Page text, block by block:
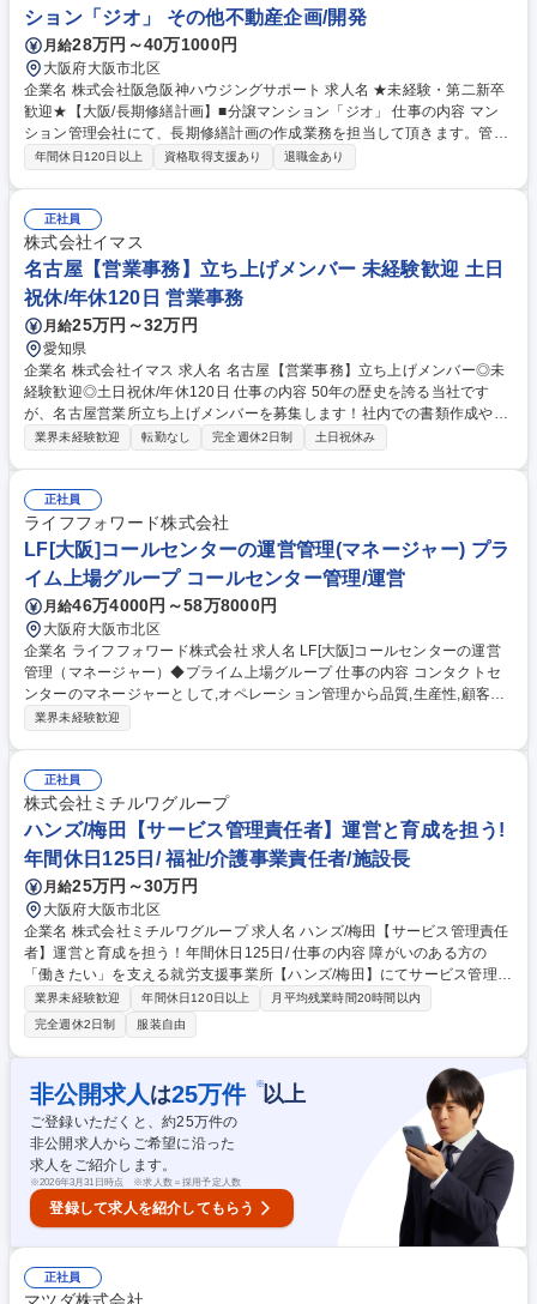
ション「ジオ」 その他不動産企画/開発
月給28万円～40万1000円
大阪府大阪市北区
企業名 株式会社阪急阪神ハウジングサポート 求人名 ★未経験・第二新卒
歓迎★【大阪/長期修繕計画】■分譲マンション「ジオ」 仕事の内容 マン
ション管理会社にて、長期修繕計画の作成業務を担当して頂きます。管理
物件の修繕計画を概ね長期スパンで見直し、適切な修繕積立金の設定や修
工事、給排水管交換、インターフォン更新などの修繕項目について、適切
な時期と費用を算出します。エクセル等を使用し、修繕積立金の収支バラ
ンスを考慮しながら、現実的な計画を立案していただきます。月に約5件
のペースで計画作成を進めていただきます。【業務内容の変更範囲】当社
の指定する業務 募集職種 ★未経験・第二新卒歓迎★【大阪/長期修繕計
画】■分譲マンション「ジオ」
年間休日120日以上 資格取得支援あり 退職金あり
正社員
株式会社イマス
名古屋【営業事務】立ち上げメンバー 未経験歓迎 土日
祝休/年休120日 営業事務
月給25万円～32万円
愛知県
企業名 株式会社イマス 求人名 名古屋【営業事務】立ち上げメンバー◎未
経験歓迎◎土日祝休/年休120日 仕事の内容 50年の歴史を誇る当社です
が、名古屋営業所立ち上げメンバーを募集します！社内での書類作成や電
話応対をメインに、営業のサポート業務を幅広くお任せいたします。未経
入力 ・ビル管理に係る書類作成、データ入力 ・営業サポート 基本は社内
での書類作成や電話応対ですが、お客様を物件へご案内する内見の同行サ
ポート（お部屋の鍵開けや写真撮影など）をお願いします。営業活動や成
約ノルマなどは一切ありませんのでご安心ください！ 募集職種 名古屋
【営業事務】立ち上げメンバー◎未経験歓迎◎土日祝休/年休120日
業界未経験歓迎 転勤なし 完全週休2日制 土日祝休み
正社員
ライフフォワード株式会社
LF[大阪]コールセンターの運営管理(マネージャー) プラ
イム上場グループ コールセンター管理/運営
月給46万4000円～58万8000円
大阪府大阪市北区
企業名 ライフフォワード株式会社 求人名 LF[大阪]コールセンターの運営
管理（マネージャー）◆プライム上場グループ 仕事の内容 コンタクトセ
ンターのマネージャーとして,オペレーション管理から品質,生産性,顧客満
足の推進をお任せ。担当範囲に応じ,企画～パフォーマンス管理～品質向上
や業務プロセスの策定,人員・予算管理,新規運用の設計を推進いただきま
す。また,KPI設計や稼働・計数管理,メンバー育成を通じて組織のパフォー
マンスを最大化および品質基準の整備やVOC分析,他部門との連携により
応対品質の向上と業務改善を図り,インバウンド・アウトバウンド双方の業
務推進と最適化のサイクルを図ってきただきます。 募集職種 LF[大阪]コー
ルセンターの運営管理（マネージャー）◆プライム上場グループ
業界未経験歓迎
正社員
株式会社ミチルワグループ
ハンズ/梅田【サービス管理責任者】運営と育成を担う!
年間休日125日/ 福祉/介護事業責任者/施設長
月給25万円～30万円
大阪府大阪市北区
企業名 株式会社ミチルワグループ 求人名 ハンズ/梅田【サービス管理責任
者】運営と育成を担う！年間休日125日/ 仕事の内容 障がいのある方の
「働きたい」を支える就労支援事業所【ハンズ/梅田】にてサービス管理責
任者を募集いたします。利用者様の個別支援計画の作成をはじめ、スタッ
フの育成等支援の質を高める役割をお任せします。 ■個別支援計画の作
成・モニタリング ■利用者面談・就労支援・定着支援 ■支援員・スタッフ
の育成、研修企画運営 ■行政・医療機関・企業との連携／調整 ■センター
長と連携した運営改善・数値管理 募集職種 ハンズ/梅田【サービス管理責
任者】運営と育成を担う！年間休日125日/
業界未経験歓迎 年間休日120日以上
月平均残業時間20時間以内
完全週休2日制
服装自由
非公開求人 は25万件 ※以上
ご登録いただくと、約25万件の
非公開求人からご希望に沿った
求人をご紹介します。
※2026年3月31日時点 ※求人数＝採用予定人数
登録して求人を紹介してもらう
正社員